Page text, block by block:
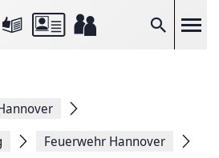
Suche
Feuerwehr Hannover